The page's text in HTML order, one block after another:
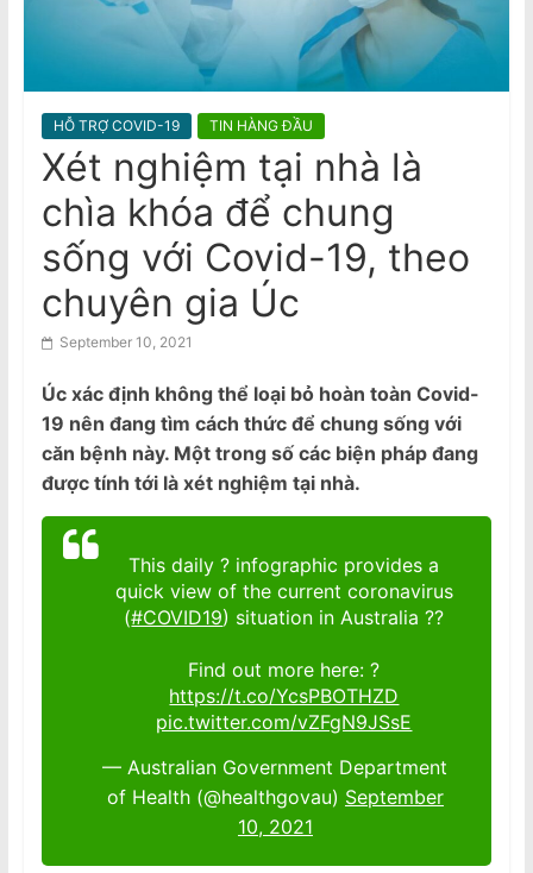
m
s
e
N
w
s
p
p
e
r
National Stroke Week: 6 Loại thực
phẩm giúp ngăn ngừa các cơn đột
quỵ, tử vong
HỖ TRỢ COVID-19 TIN HÀNG ĐẦU
Xét nghiệm tại nhà là
chìa khóa để chung
sống với Covid-19, theo
chuyên gia Úc
September 10, 2021
Úc xác định không thể loại bỏ hoàn toàn Covid-
19 nên đang tìm cách thức để chung sống với
căn bệnh này. Một trong số các biện pháp đang
được tính tới là xét nghiệm tại nhà.
This daily ? infographic provides a
quick view of the current coronavirus
(#COVID19) situation in Australia ??
Find out more here: ?
https://t.co/YcsPBOTHZD
pic.twitter.com/vZFgN9JSsE
— Australian Government Department
of Health (@healthgovau) September
10, 2021